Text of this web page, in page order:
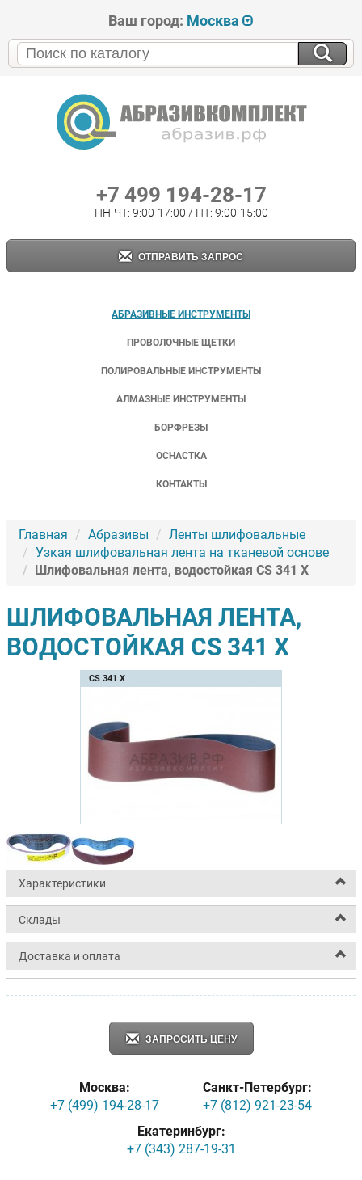
Ваш город: Москва
+7 499 194-28-17
ПН-ЧТ: 9:00-17:00 / ПТ: 9:00-15:00
ОТПРАВИТЬ ЗАПРОС
АБРАЗИВНЫЕ ИНСТРУМЕНТЫ
ПРОВОЛОЧНЫЕ ЩЕТКИ
ПОЛИРОВАЛЬНЫЕ ИНСТРУМЕНТЫ
АЛМАЗНЫЕ ИНСТРУМЕНТЫ
БОРФРЕЗЫ
ОСНАСТКА
КОНТАКТЫ
Главная Абразивы
Ленты шлифовальные
Узкая шлифовальная лента на тканевой основе
Шлифовальная лента, водостойкая CS 341 X
ШЛИФОВАЛЬНАЯ ЛЕНТА,
ВОДОСТОЙКАЯ CS 341 X
CS 341 X
Характеристики
Склады
Доставка и оплата
ЗАПРОСИТЬ ЦЕНУ
Москва:
+7 (499) 194-28-17
Санкт-Петербург:
+7 (812) 921-23-54
Екатеринбург:
+7 (343) 287-19-31